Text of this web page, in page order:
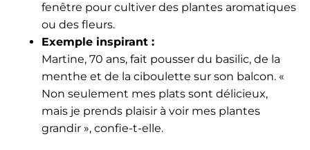
fenêtre pour cultiver des plantes aromatiques
ou des fleurs.
Exemple inspirant :
Martine, 70 ans, fait pousser du basilic, de la
menthe et de la ciboulette sur son balcon. «
Non seulement mes plats sont délicieux,
mais je prends plaisir à voir mes plantes
grandir », confie-t-elle.